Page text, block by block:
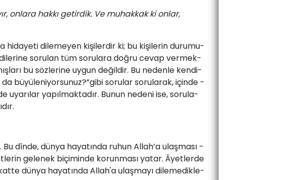
onlara hakkı getirdik. Ve muhakkak ki onlar,
hi­da­ye­ti­ di­le­me­yen­ ki­şi­ler­dir­ ki;­ bu­ ki­şi­le­rin­ du­ru­mu­
so­ru­lan­ tüm­ so­ru­la­ra­ doğ­ru­ ce­vap­ ver­mek­
bu söz­le­ri­ne­ uy­gun­ de­ğil­dir.­ Bu­ ne­den­le­ ken­di­
da ­bü­yü­le­ni­yor­sunuz?”­gi­bi­ so­ru­lar­ so­ru­la­rak,­ için­de
uya­rı­lar­ ya­pıl­mak­ta­dır. Bu­nun ­ne­de­ni­ ise,­ so­ru­la­
dîn­de,­ dün­ya ­ha­ya­tın­da­ ru­hun ­Al­lah’a ­ulaş­ma­sı
ge­le­nek ­bi­çi­min­de ­ko­run­ma­sı ­ya­tar. ­Âyet­ler­de
dün­ya­ ha­ya­tın­da­ Al­lah'a­ ulaş­ma­yı­ di­le­me­dik­le­